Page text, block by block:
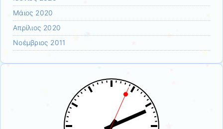
Μάιος 2020
Απρίλιος 2020
Νοέμβριος 2011